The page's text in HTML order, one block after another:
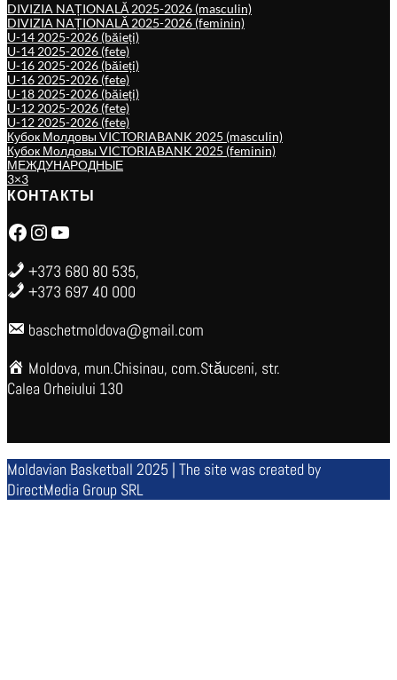
DIVIZIA NAȚIONALĂ 2025-2026 (masculin)
DIVIZIA NAȚIONALĂ 2025-2026 (feminin)
U-14 2025-2026 (băieți)
U-14 2025-2026 (fete)
U-16 2025-2026 (băieți)
U-16 2025-2026 (fete)
U-18 2025-2026 (băieți)
U-12 2025-2026 (fete)
U-12 2025-2026 (fete)
Кубок Молдовы VICTORIABANK 2025 (masculin)
Кубок Молдовы VICTORIABANK 2025 (feminin)
МЕЖДУНАРОДНЫЕ
3×3
КОНТАКТЫ
Facebook Instagram YouTube
+373 680 80 535,
+373 697 40 000
baschetmoldova@gmail.com
Moldova, mun.Chisinau, com.Stăuceni, str.
Calea Orheiului 130
Moldavian Basketball 2025 | The site was created by
DirectMedia Group SRL